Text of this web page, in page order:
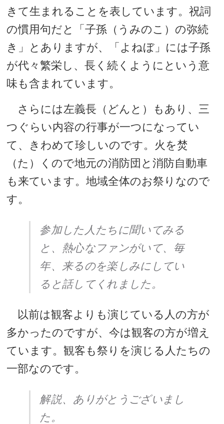
きて生まれることを表しています。祝詞
の慣用句だと「子孫（うみのこ）の弥続
き」とありますが、「よねぼ」には子孫
が代々繁栄し、長く続くようにという意
味も含まれています。
さらには左義長（どんと）もあり、三
つぐらい内容の行事が一つになってい
て、きわめて珍しいのです。火を焚
（た）くので地元の消防団と消防自動車
も来ています。地域全体のお祭りなので
す。
参加した人たちに聞いてみる
と、熱心なファンがいて、毎
年、来るのを楽しみにしてい
ると話してくれました。
以前は観客よりも演じている人の方が
多かったのですが、今は観客の方が増え
ています。観客も祭りを演じる人たちの
一部なのです。
解説、ありがとうございまし
た。